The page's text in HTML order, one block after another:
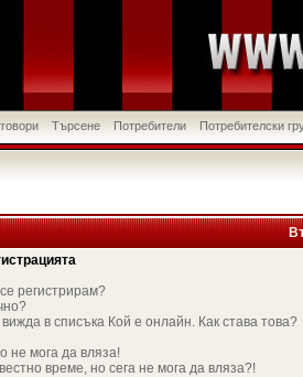
Търсене Потребители Потребителски
регистрирам?
в списъка Кой е онлайн. Как става това?
не мога да вляза!
време, но сега не мога да вляза?!